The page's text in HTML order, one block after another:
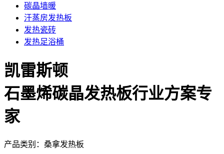
碳晶墙暖
汗蒸房发热板
发热瓷砖
发热足浴桶
凯雷斯顿
石墨烯碳晶发热板行业方案专
家
产品类别：桑拿发热板